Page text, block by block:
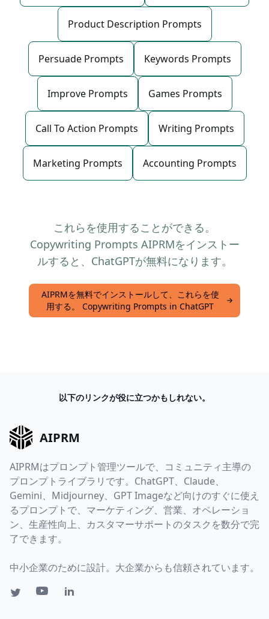
Product Description Prompts
Persuade Prompts Keywords Prompts
Improve Prompts Games Prompts
Call To Action Prompts Writing Prompts
Marketing Prompts Accounting Prompts
これらを使用することができる。
Copywriting Prompts AIPRMをインストー
ルすると、ChatGPTが無料になります。
AIPRMを無料でインストールして、これらを使
用する。 Copywriting Prompts in ChatGPT
以下のリンクが役に立つかもしれない。
AIPRM
AIPRMはプロンプト管理ツールで、コミュニティ主導の
プロンプトライブラリです。ChatGPT、Claude、
Gemini、Midjourney、GPT Imageなど向けのすぐに使え
るプロンプトで、マーケティング、営業、オペレーショ
ン、生産性向上、カスタマーサポートのタスクを数分で完
了できます。
中小企業のために設計。大企業からも信頼されています。